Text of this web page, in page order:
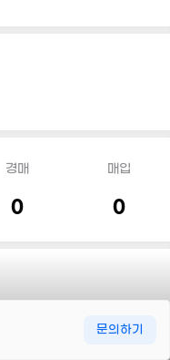
경매
0
매입
0
문의하기